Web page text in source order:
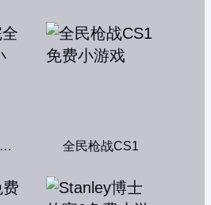
拳皇1.91完全双人版 全民枪战CS1